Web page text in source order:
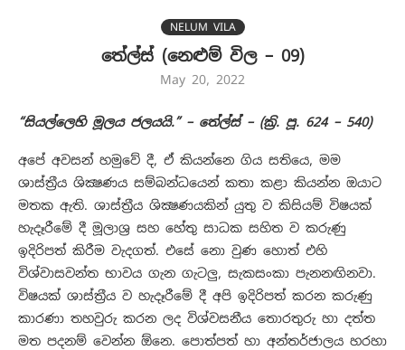
NELUM VILA
තේල්ස් (නෙළුම් විල – 09)
May 20, 2022
“සියල්ලෙහි මූලය ජලයයි.” – තේල්ස් – (ක්‍රි. පූ. 624 – 540)
අපේ අවසන් හමුවේ දී, ඒ කියන්නෙ ගිය සතියෙ, මම
ශාස්ත්‍රීය ශික්‍ෂණය සම්බන්ධයෙන් කතා කළා කියන්න ඔයාට
මතක ඇති. ශාස්ත්‍රීය ශික්‍ෂණයකින් යුතු ව කිසියම් විෂයක්
හැදෑරීමේ දී මූලාශ්‍ර සහ හේතු සාධක සහිත ව කරුණු
ඉදිරිපත් කිරීම වැදගත්. එසේ නො වුණ හොත් එහි
විශ්වාසවන්ත භාවය ගැන ගැටලු, සැකසංකා පැනනඟිනවා.
විෂයක් ශාස්ත්‍රීය ව හැදෑරීමේ දී අපි ඉදිරිපත් කරන කරුණු
කාරණා තහවුරු කරන ලද විශ්වසනීය තොරතුරු හා දත්ත
මත පදනම් වෙන්න ඕනෙ. පොත්පත් හා අන්තර්ජාලය හරහා